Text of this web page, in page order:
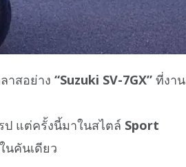
าสอย่าง “Suzuki SV-7GX” ที่งาน
ป แต่ครั้งนี้มาในสไตล์ Sport
นคันเดียว